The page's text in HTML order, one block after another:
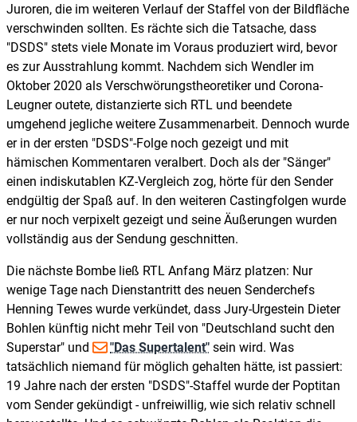
Juroren, die im weiteren Verlauf der Staffel von der Bildfläche
verschwinden sollten. Es rächte sich die Tatsache, dass
"DSDS" stets viele Monate im Voraus produziert wird, bevor
es zur Ausstrahlung kommt. Nachdem sich Wendler im
Oktober 2020 als Verschwörungstheoretiker und Corona-
Leugner outete, distanzierte sich RTL und beendete
umgehend jegliche weitere Zusammenarbeit. Dennoch wurde
er in der ersten "DSDS"-Folge noch gezeigt und mit
hämischen Kommentaren veralbert. Doch als der "Sänger"
einen indiskutablen KZ-Vergleich zog, hörte für den Sender
endgültig der Spaß auf. In den weiteren Castingfolgen wurde
er nur noch verpixelt gezeigt und seine Äußerungen wurden
vollständig aus der Sendung geschnitten.
Die nächste Bombe ließ RTL Anfang März platzen: Nur
wenige Tage nach Dienstantritt des neuen Senderchefs
Henning Tewes wurde verkündet, dass Jury-Urgestein Dieter
Bohlen künftig nicht mehr Teil von "Deutschland sucht den
Superstar" und
"Das Supertalent" sein wird. Was
tatsächlich niemand für möglich gehalten hätte, ist passiert:
19 Jahre nach der ersten "DSDS"-Staffel wurde der Poptitan
vom Sender gekündigt - unfreiwillig, wie sich relativ schnell